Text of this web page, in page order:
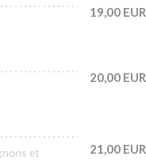
19,00 EUR
20,00 EUR
et
21,00 EUR